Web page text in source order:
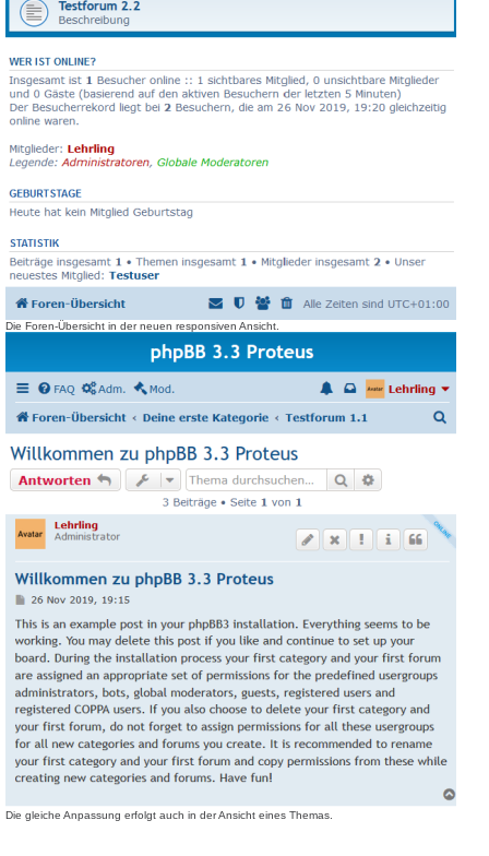
Die Foren-Übersicht in der neuen responsiven Ansicht.
Die gleiche Anpassung erfolgt auch in der Ansicht eines Themas.